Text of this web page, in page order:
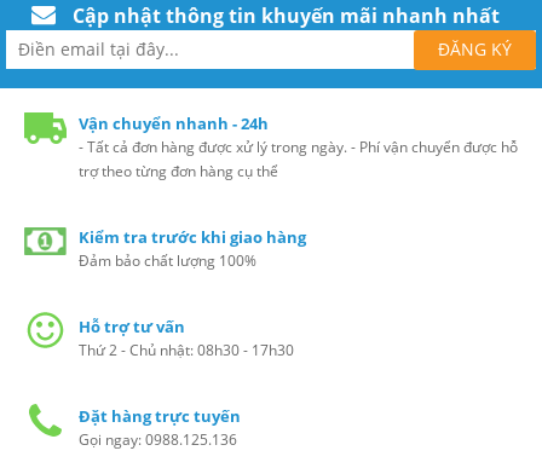
Cập nhật thông tin khuyến mãi nhanh nhất
Vận chuyển nhanh - 24h
- Tất cả đơn hàng được xử lý trong ngày. - Phí vận chuyển được hỗ
trợ theo từng đơn hàng cụ thể
Kiểm tra trước khi giao hàng
Đảm bảo chất lượng 100%
Hỗ trợ tư vấn
Thứ 2 - Chủ nhật: 08h30 - 17h30
Đặt hàng trực tuyến
Gọi ngay: 0988.125.136